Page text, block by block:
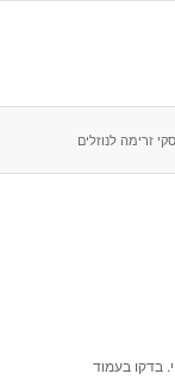
זרימה לנוזלים
בדקו בעמוד